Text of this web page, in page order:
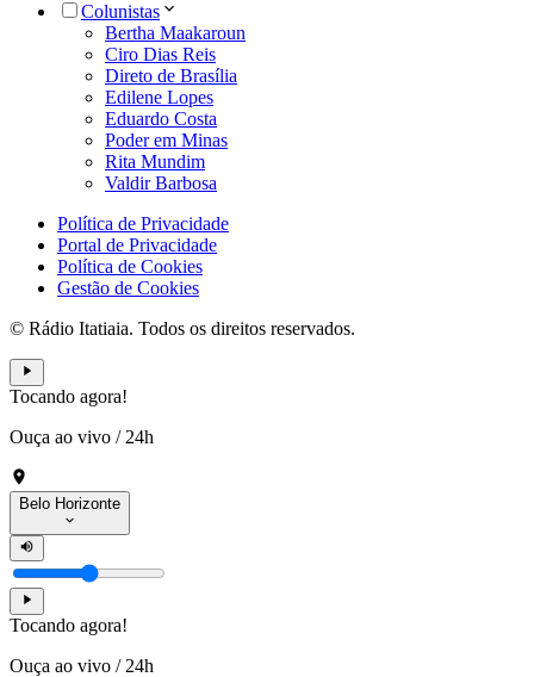
Colunistas
Bertha Maakaroun
Ciro Dias Reis
Direto de Brasília
Edilene Lopes
Eduardo Costa
Poder em Minas
Rita Mundim
Valdir Barbosa
Política de Privacidade
Portal de Privacidade
Política de Cookies
Gestão de Cookies
© Rádio Itatiaia. Todos os direitos reservados.
Tocando agora!
Ouça ao vivo / 24h
Belo Horizonte
Tocando agora!
Ouça ao vivo / 24h